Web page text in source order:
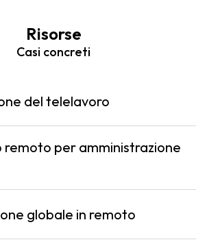
Risorse
Casi concreti
del telelavoro
remoto per amministrazione
globale in remoto